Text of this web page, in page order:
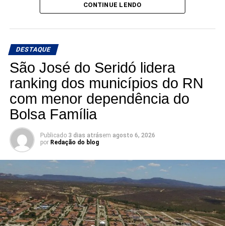
Os três possuem bases e estruturas eleitorais importantes
e chegam à reta da pré-campanha buscando garantir um
potencial para fazer sete cadeiras, a briga pela última
vaga promete ser uma das mais acirradas da eleição para
a ALRN em 2026
CONTINUE LENDO
DESTAQUE
São José do Seridó lidera
ranking dos municípios do RN
com menor dependência do
Bolsa Família
Publicado 3 dias atrásem agosto 6, 2026
por Redação do blog